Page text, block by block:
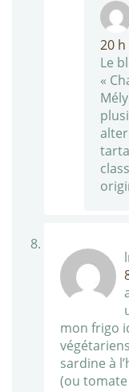
20
Le
«
mon frigo
sardine à
(ou